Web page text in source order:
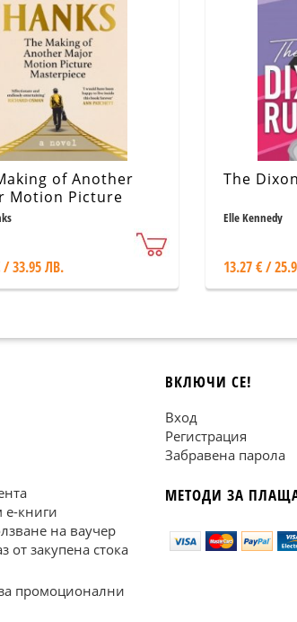
of Another
Motion Picture
/ 33.95 ЛВ.
The
Elle Kennedy
13.27 € /
е-книги
на ваучер
от закупена стока
промоционални
ВКЛЮЧИ СЕ!
Вход
Регистрация
Забравена парола
МЕТОДИ ЗА